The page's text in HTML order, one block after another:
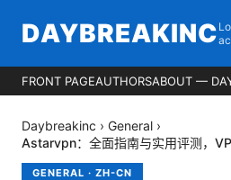
DAYBREAKINC
FRONT PAGEAUTHORSABOUT —
Daybreakinc › General ›
Astarvpn：全面指南与实用评测，
GENERAL · ZH-CN